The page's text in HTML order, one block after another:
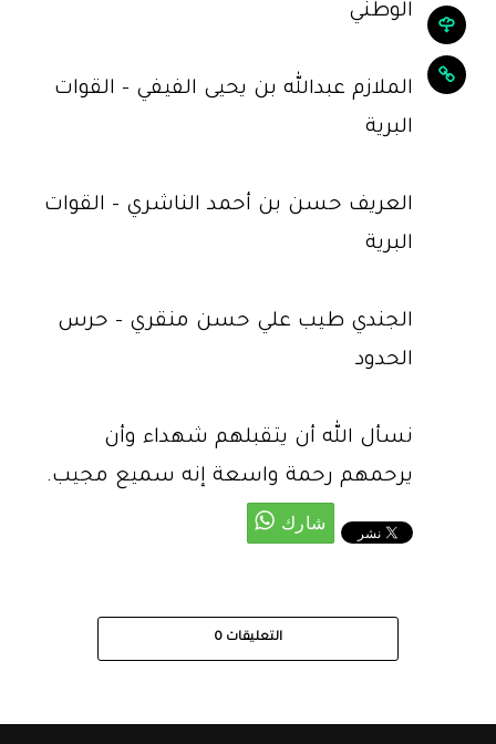
الوطني
الملازم عبدالله بن يحيى الفيفي - القوات
البرية
العريف حسن بن أحمد الناشري - القوات
البرية
الجندي طيب علي حسن منقري - حرس
الحدود
نسأل الله أن يتقبلهم شهداء وأن
يرحمهم رحمة واسعة إنه سميع مجيب.
التعليقات 0